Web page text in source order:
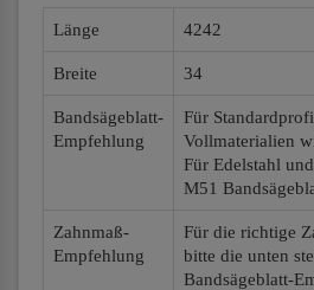
Länge 4242
Breite 34
Bandsägeblatt-
Empfehlung
Für
Vollmaterialien
Für Edelstahl
M51
Zahnmaß-
Empfehlung
Für die richtige
bitte die unten
Bandsägeblatt-